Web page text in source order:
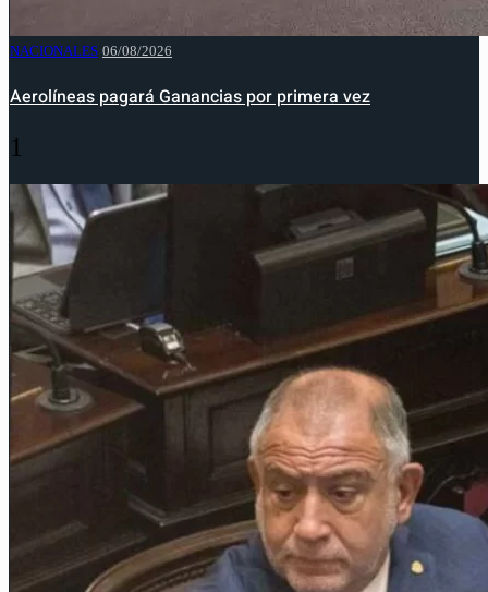
NACIONALES 06/08/2026
Aerolíneas pagará Ganancias por primera vez
1